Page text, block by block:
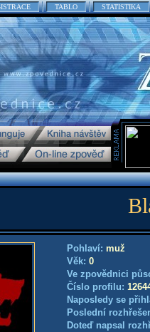
TABLO STATISTIKA
Pohlaví: muž
Věk: 0
Ve zpovědnici
Číslo profilu:
Naposledy se
Poslední
Doteď napsal